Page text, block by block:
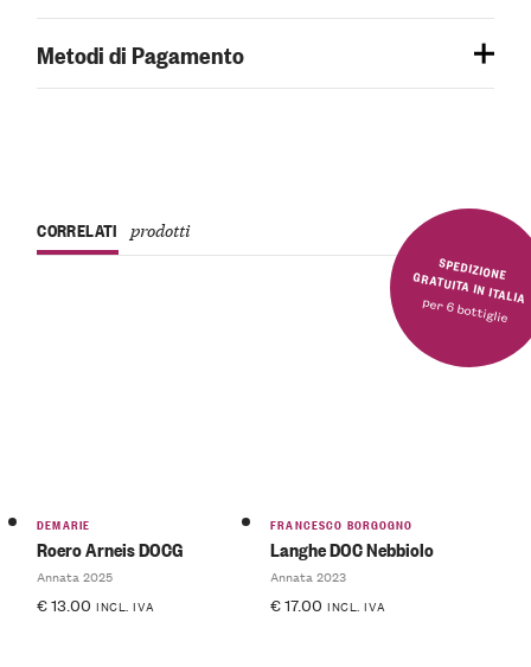
Metodi di Pagamento
SPEDIZIONE GRATUITA IN ITALIA
per 6 bottiglie
CORRELATI prodotti
DEMARIE
Roero Arneis DOCG
Annata 2025
€13.00 INCL. IVA
FRANCESCO BORGOGNO
Langhe DOC Nebbiolo
Annata 2023
€17.00 INCL. IVA